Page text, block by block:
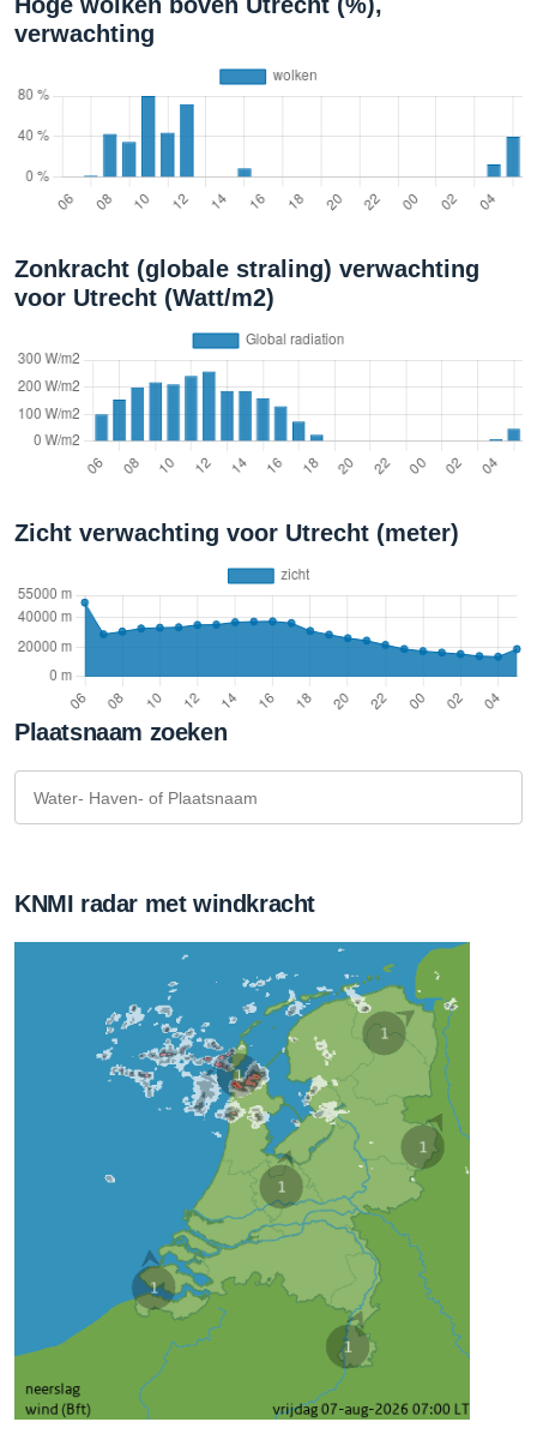
verwachting
Zonkracht (globale straling) verwachting
voor Utrecht (Watt/m2)
Zicht verwachting voor Utrecht (meter)
Plaatsnaam zoeken
KNMI radar met windkracht